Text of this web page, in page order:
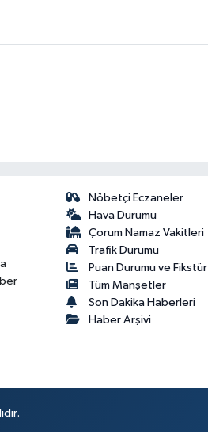
Nöbetçi Eczaneler
Hava Durumu
Çorum Namaz Vakitleri
Trafik Durumu
Puan Durumu ve Fikstür
Tüm Manşetler
Son Dakika Haberleri
Haber Arşivi